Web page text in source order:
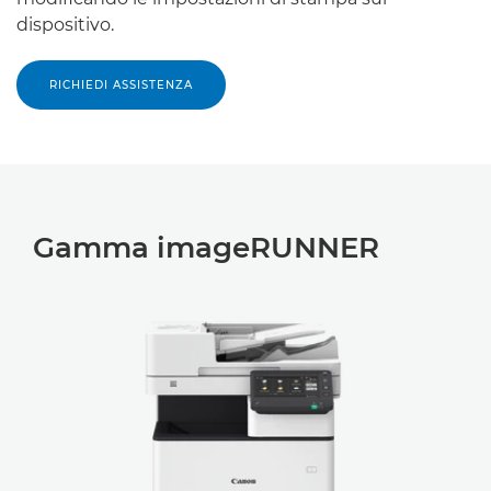
dispositivo.
RICHIEDI ASSISTENZA
Gamma imageRUNNER